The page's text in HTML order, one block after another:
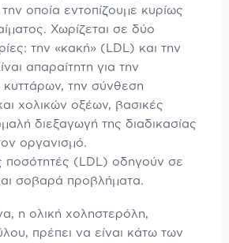
οποία εντοπίζουμε κυρίως
Χωρίζεται σε δύο
την «κακή» (LDL) και την
απαραίτητη για την
την σύνθεση
χολικών οξέων, βασικές
διεξαγωγή της διαδικασίας
οργανισμό.
ποσότητές (LDL) οδηγούν σε
σοβαρά προβλήματα.
η ολική χοληστερόλη,
πρέπει να είναι κάτω των